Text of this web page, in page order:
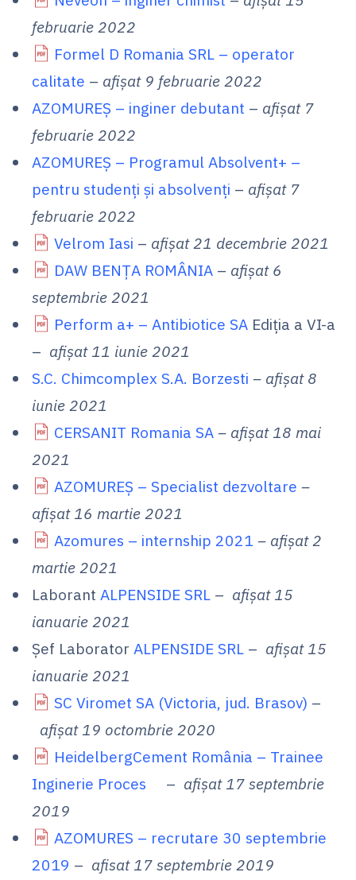
februarie 2022
Formel D Romania SRL – operator
calitate – afișat 9 februarie 2022
AZOMUREȘ – inginer debutant – afișat 7
februarie 2022
AZOMUREȘ – Programul Absolvent+ –
pentru studenți și absolvenți – afișat 7
februarie 2022
Velrom Iasi – afișat 21 decembrie 2021
DAW BENȚA ROMÂNIA – afișat 6
septembrie 2021
Perform a+ – Antibiotice SA Ediţia a VI-a
– afișat 11 iunie 2021
S.C. Chimcomplex S.A. Borzesti – afișat 8
iunie 2021
CERSANIT Romania SA – afișat 18 mai
2021
AZOMUREȘ – Specialist dezvoltare –
afișat 16 martie 2021
Azomures – internship 2021 – afișat 2
martie 2021
Laborant ALPENSIDE SRL – afișat 15
ianuarie 2021
Șef Laborator ALPENSIDE SRL – afișat 15
ianuarie 2021
SC Viromet SA (Victoria, jud. Brasov) –
afișat 19 octombrie 2020
HeidelbergCement România – Trainee
Inginerie Proces – afișat 17 septembrie
2019
AZOMURES – recrutare 30 septembrie
2019 – afisat 17 septembrie 2019